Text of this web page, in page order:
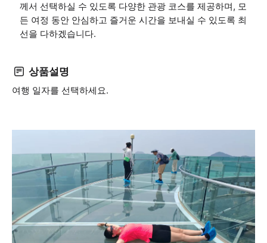
께서 선택하실 수 있도록 다양한 관광 코스를 제공하며, 모
든 여정 동안 안심하고 즐거운 시간을 보내실 수 있도록 최
선을 다하겠습니다.
상품설명
여행 일자를 선택하세요.